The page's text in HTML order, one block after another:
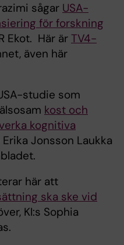
sågar USA-
för forskning
Ekot. Här är TV4-
även här
studie som
kost och
kognitiva
Jonsson Laukka
här att
ska ske vid
KI:s Sophia